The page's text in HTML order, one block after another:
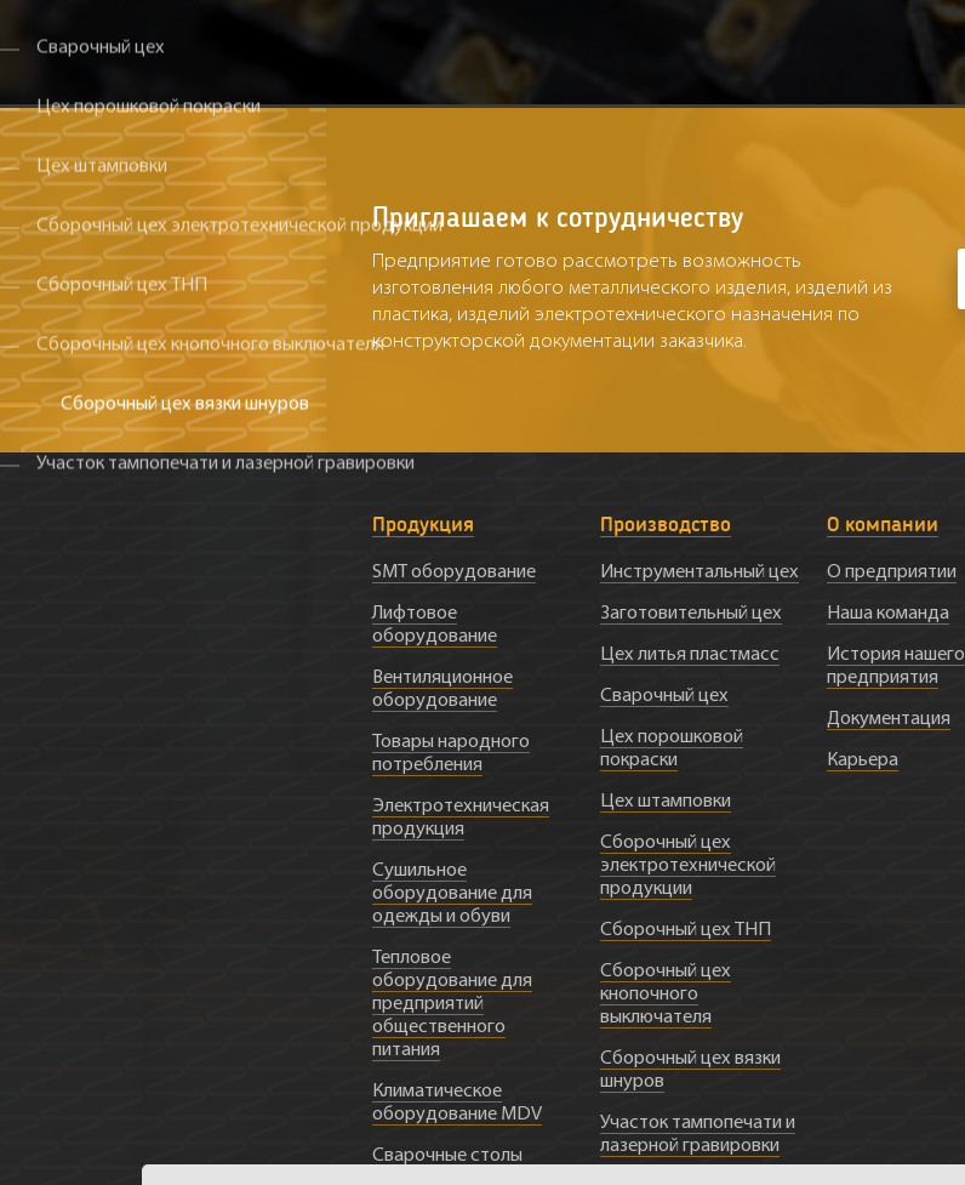
Приглашаем к сотрудничеству
Предприятие готово рассмотреть возможность
изготовления любого металлического изделия, изделий из
пластика, изделий электротехнического назначения по
конструкторской документации заказчика.
Сварочный цех
Цех порошковой покраски
Цех штамповки
Сборочный цех электротехнической продукции
Сборочный цех ТНП
Сборочный цех кнопочного выключателя
Сборочный цех вязки шнуров
Участок тампопечати и лазерной гравировки
Продукция
SMT оборудование
Лифтовое
оборудование
Вентиляционное
оборудование
Товары народного
потребления
Электротехническая
продукция
Сушильное
оборудование для
одежды и обуви
Тепловое
оборудование для
предприятий
общественного
питания
Климатическое
оборудование MDV
Сварочные столы
Производство
Инструментальный цех
Заготовительный цех
Цех литья пластмасс
Сварочный цех
Цех порошковой
покраски
Цех штамповки
Сборочный цех
электротехнической
продукции
Сборочный цех ТНП
Сборочный цех
кнопочного
выключателя
Сборочный цех вязки
шнуров
Участок тампопечати и
лазерной гравировки
О компании
О предприятии
Наша команда
История нашего
предприятия
Документация
Карьера